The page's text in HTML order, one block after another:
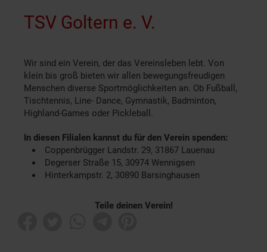
TSV Goltern e. V.
Wir sind ein Verein, der das Vereinsleben lebt. Von
klein bis groß bieten wir allen bewegungsfreudigen
Menschen diverse Sportmöglichkeiten an. Ob Fußball,
Tischtennis, Line- Dance, Gymnastik, Badminton,
Highland-Games oder Pickleball.
In diesen Filialen kannst du für den Verein spenden:
Coppenbrügger Landstr. 29, 31867 Lauenau
Degerser Straße 15, 30974 Wennigsen
Hinterkampstr. 2, 30890 Barsinghausen
Teile deinen Verein!